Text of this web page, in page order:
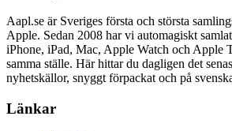
Aapl.se är Sveriges första och största
Apple. Sedan 2008 har vi automagiskt
iPhone, iPad, Mac, Apple Watch och Apple
samma ställe. Här hittar du dagligen det
nyhetskällor, snyggt förpackat och på
Länkar